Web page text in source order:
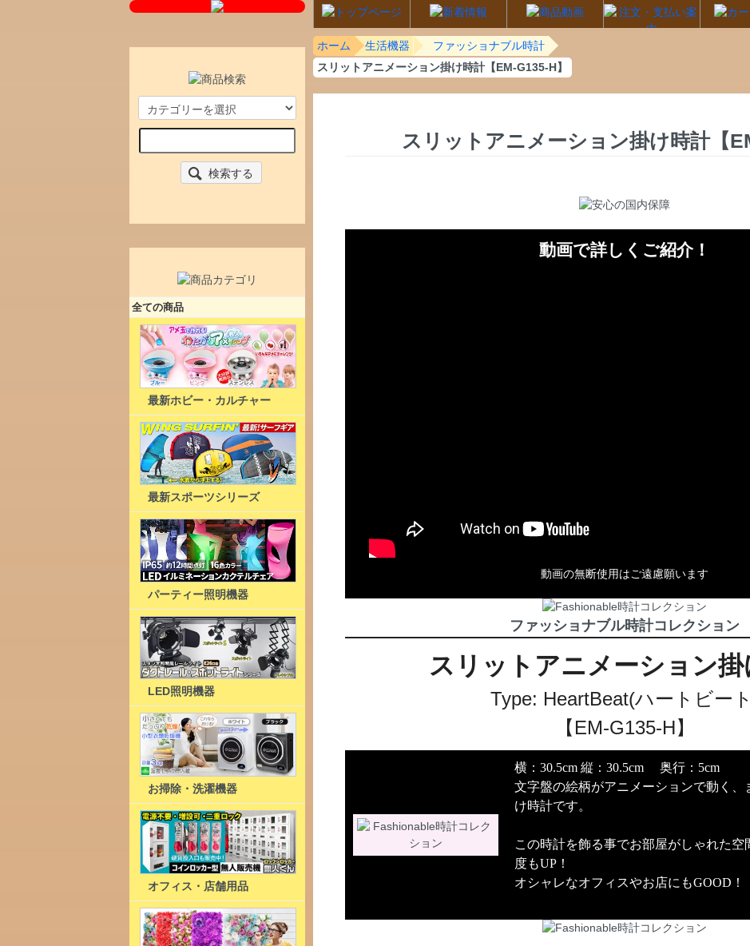
ホーム 生活機器
ファッショナブル時計
スリットアニメーション掛け時計【EM-G135-H】
スリットアニメーション掛け時計【
動画で詳しくご紹介！
動画の無断使用はご遠慮願います
ファッショナブル時計コレクション
スリットアニメーション掛
Type: HeartBeat(ハートビー
【EM-G135-H】
横：30.5cm 縦：30.5cm 奥行：5cm
文字盤の絵柄がアニメーションで動く、
け時計です。
この時計を飾る事でお部屋がしゃれた空
度もUP！
オシャレなオフィスやお店にもGOOD！
検索する
全ての商品
最新ホビー・カルチャー
最新スポーツシリーズ
パーティー照明機器
LED照明機器
お掃除・洗濯機器
オフィス・店舗用品